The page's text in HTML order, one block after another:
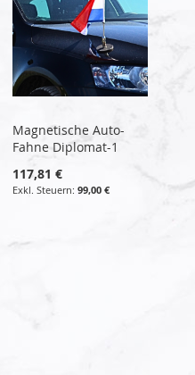
Magnetische Auto-
Fahne Diplomat-1
117,81 €
99,00 €